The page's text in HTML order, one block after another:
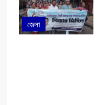
জেলা